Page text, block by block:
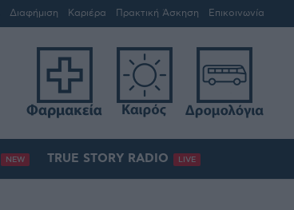
Διαφήμιση Καριέρα Πρακτική Άσκηση Επικοινωνία
NEW TRUE STORY RADIO LIVE